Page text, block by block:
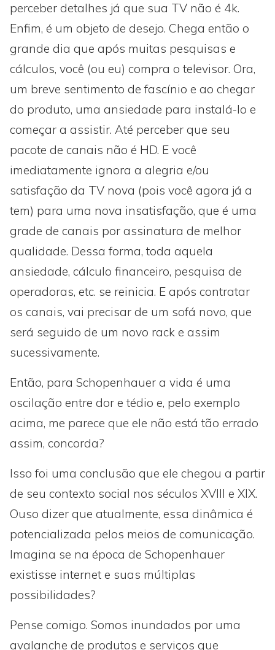
perceber detalhes já que sua TV não é 4k.
Enfim, é um objeto de desejo. Chega então o
grande dia que após muitas pesquisas e
cálculos, você (ou eu) compra o televisor. Ora,
um breve sentimento de fascínio e ao chegar
do produto, uma ansiedade para instalá-lo e
começar a assistir. Até perceber que seu
pacote de canais não é HD. E você
imediatamente ignora a alegria e/ou
satisfação da TV nova (pois você agora já a
tem) para uma nova insatisfação, que é uma
grade de canais por assinatura de melhor
qualidade. Dessa forma, toda aquela
ansiedade, cálculo financeiro, pesquisa de
operadoras, etc. se reinicia. E após contratar
os canais, vai precisar de um sofá novo, que
será seguido de um novo rack e assim
sucessivamente.
Então, para Schopenhauer a vida é uma
oscilação entre dor e tédio e, pelo exemplo
acima, me parece que ele não está tão errado
assim, concorda?
Isso foi uma conclusão que ele chegou a partir
de seu contexto social nos séculos XVIII e XIX.
Ouso dizer que atualmente, essa dinâmica é
potencializada pelos meios de comunicação.
Imagina se na época de Schopenhauer
existisse internet e suas múltiplas
possibilidades?
Pense comigo. Somos inundados por uma
avalanche de produtos e serviços que